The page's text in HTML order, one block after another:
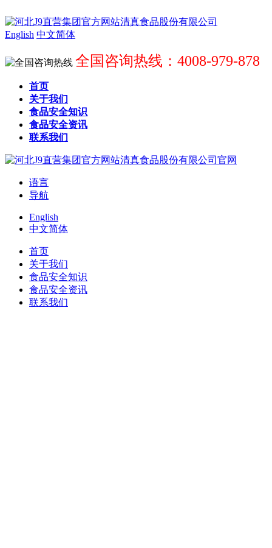
English 中文简体
全国咨询热线：4008-979-878
首页
关于我们
食品安全知识
食品安全资讯
联系我们
语言
导航
English
中文简体
首页
关于我们
食品安全知识
食品安全资讯
联系我们